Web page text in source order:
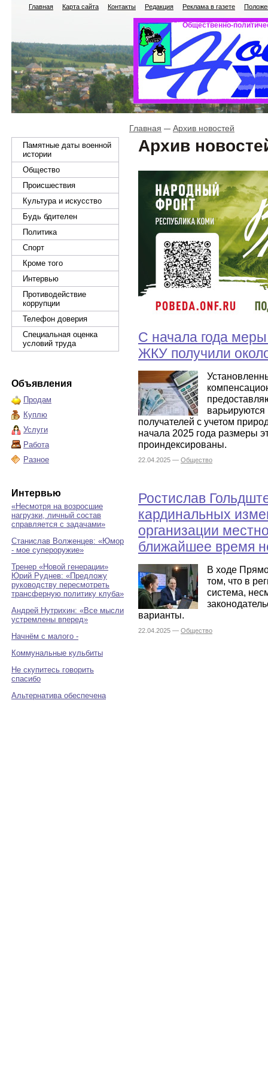
Главная Карта сайта Контакты Редакция Реклама в газете
Общественно-
Памятные даты военной
истории
Общество
Происшествия
Культура и искусство
Будь бдителен
Политика
Спорт
Кроме того
Интервью
Противодействие
коррупции
Телефон доверия
Специальная оценка
условий труда
Объявления
Продам
Куплю
Услуги
Работа
Разное
Интервью
«Несмотря на возросшие
нагрузки, личный состав
справляется с задачами»
Станислав Волженцев: «Юмор
- мое супероружие»
Тренер «Новой генерации»
Юрий Руднев: «Предложу
руководству пересмотреть
трансферную политику клуба»
Андрей Нутрихин: «Все мысли
устремлены вперед»
Начнём с малого -
Коммунальные кульбиты
Не скупитесь говорить
спасибо
Альтернатива обеспечена
Главная Архив новостей
Архив
С начала года
ЖКУ получили
варьируются
получателей с учетом
начала 2025 года размеры
проиндексированы.
22.04.2025 — Общество
Ростислав
кардинальных
организации
ближайшее время
В ходе
том, что в
система,
варианты.
22.04.2025 — Общество